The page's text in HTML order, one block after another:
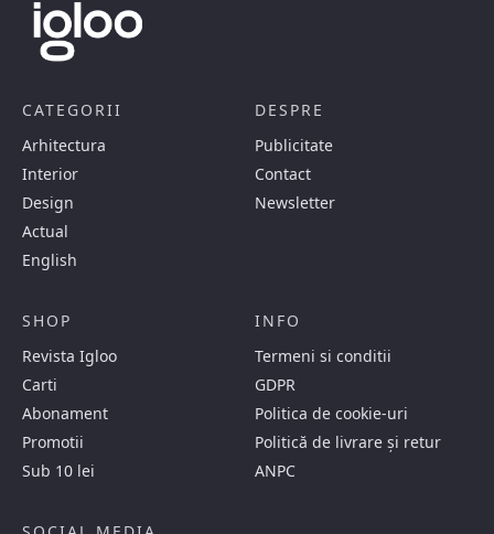
CATEGORII
Arhitectura
Interior
Design
Actual
English
DESPRE
Publicitate
Contact
Newsletter
SHOP
Revista Igloo
Carti
Abonament
Promotii
Sub 10 lei
INFO
Termeni si conditii
GDPR
Politica de cookie-uri
Politică de livrare și retur
ANPC